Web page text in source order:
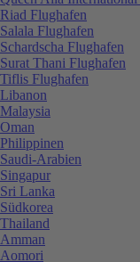
Riad Flughafen
Salala Flughafen
Schardscha Flughafen
Surat Thani Flughafen
Tiflis Flughafen
Libanon
Malaysia
Oman
Philippinen
Saudi-Arabien
Singapur
Sri Lanka
Südkorea
Thailand
Amman
Aomori